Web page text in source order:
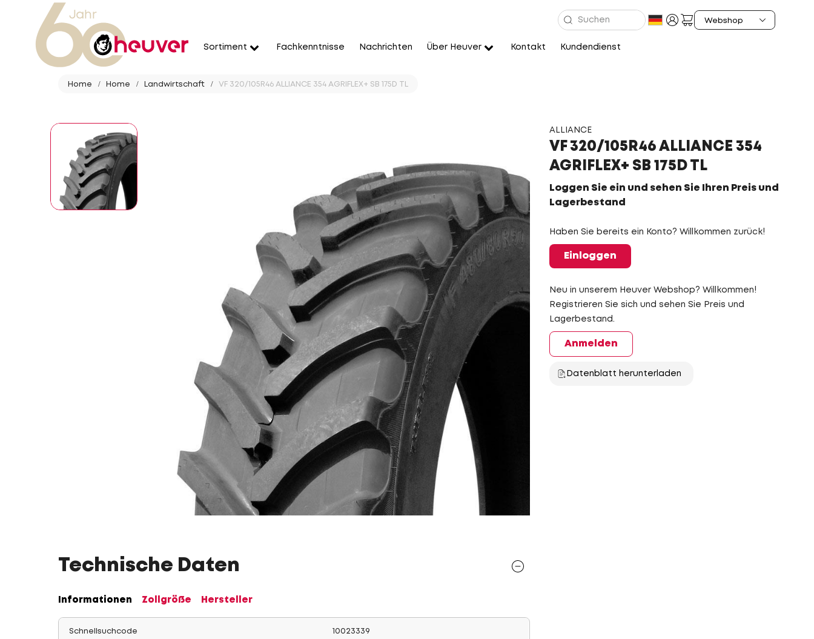
Sortiment Fachkenntnisse Nachrichten Über Heuver Kontakt Kundendienst
Home Home Landwirtschaft VF 320/105R46 ALLIANCE 354 AGRIFLEX+ SB 175D TL
ALLIANCE
VF 320/105R46 ALLIANCE 354
AGRIFLEX+ SB 175D TL
Loggen Sie ein und sehen Sie Ihren Preis und
Lagerbestand
Haben Sie bereits ein Konto? Willkommen zurück!
Einloggen
Neu in unserem Heuver Webshop? Willkommen!
Registrieren Sie sich und sehen Sie Preis und
Lagerbestand.
Anmelden
Datenblatt herunterladen
Technische Daten
Informationen Zollgröße Hersteller
Schnellsuchcode 10023339